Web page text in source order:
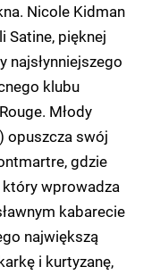
Nicole Kidman
Satine, pięknej
najsłynniejszego
klubu
Młody
opuszcza swój
gdzie
który wprowadza
kabarecie
największą
i kurtyzanę,